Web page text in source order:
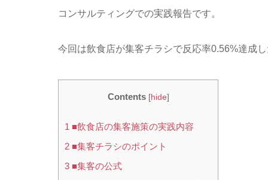
コンサルティングでの実践報告です。
今回は飲食店が集客チラシで反応率0.56%達成し
Contents [hide]
1 ■飲食店の集客施策の実践内容
2 ■集客チラシのポイント
3 ■集客の公式